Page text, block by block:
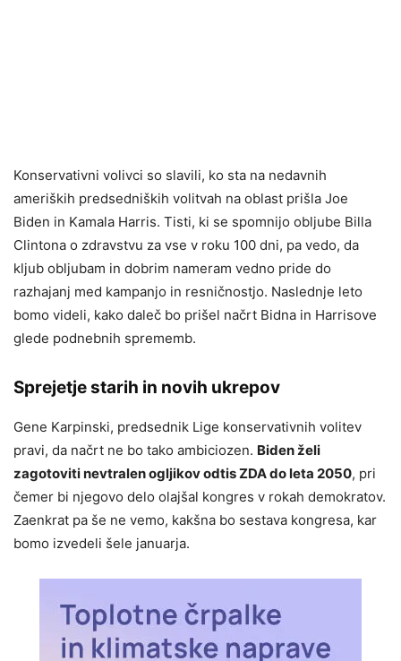
Konservativni volivci so slavili, ko sta na nedavnih
ameriških predsedniških volitvah na oblast prišla Joe
Biden in Kamala Harris. Tisti, ki se spomnijo obljube Billa
Clintona o zdravstvu za vse v roku 100 dni, pa vedo, da
kljub obljubam in dobrim nameram vedno pride do
razhajanj med kampanjo in resničnostjo. Naslednje leto
bomo videli, kako daleč bo prišel načrt Bidna in Harrisove
glede podnebnih sprememb.
Sprejetje starih in novih ukrepov
Gene Karpinski, predsednik Lige konservativnih volitev
pravi, da načrt ne bo tako ambiciozen. Biden želi
zagotoviti nevtralen ogljikov odtis ZDA do leta 2050, pri
čemer bi njegovo delo olajšal kongres v rokah demokratov.
Zaenkrat pa še ne vemo, kakšna bo sestava kongresa, kar
bomo izvedeli šele januarja.